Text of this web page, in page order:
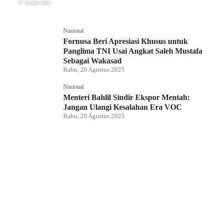
11 bulan lalu
Nasional
Fornusa Beri Apresiasi Khusus untuk
Panglima TNI Usai Angkat Saleh Mustafa
Sebagai Wakasad
Rabu, 20 Agustus 2025
Nasional
Menteri Bahlil Sindir Ekspor Mentah:
Jangan Ulangi Kesalahan Era VOC
Rabu, 20 Agustus 2025